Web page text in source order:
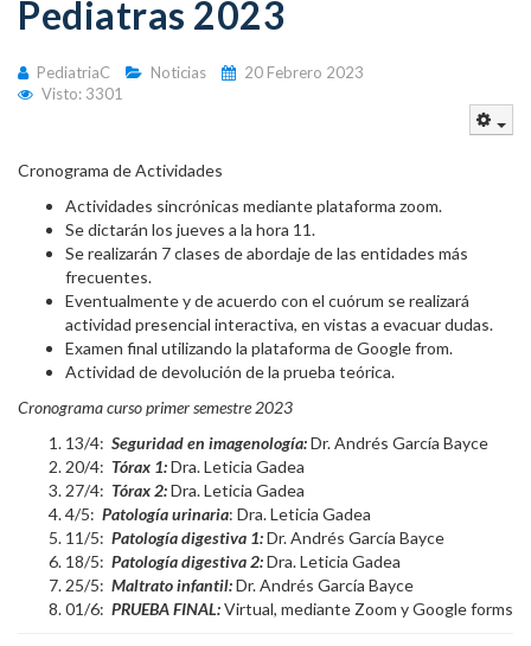
Pediatras 2023
PediatriaC Noticias
20 Febrero 2023
Visto: 3301
Cronograma de Actividades
Actividades sincrónicas mediante plataforma zoom.
Se dictarán los jueves a la hora 11.
Se realizarán 7 clases de abordaje de las entidades más
frecuentes.
Eventualmente y de acuerdo con el cuórum se realizará
actividad presencial interactiva, en vistas a evacuar dudas.
Examen final utilizando la plataforma de Google from.
Actividad de devolución de la prueba teórica.
Cronograma curso primer semestre 2023
13/4: Seguridad en imagenología:Dr. Andrés García Bayce
20/4: Tórax 1:Dra. Leticia Gadea
27/4: Tórax 2:Dra. Leticia Gadea
4/5: Patología urinaria: Dra. Leticia Gadea
11/5: Patología digestiva 1:Dr. Andrés García Bayce
18/5: Patología digestiva 2:Dra. Leticia Gadea
25/5: Maltrato infantil:Dr. Andrés García Bayce
01/6: PRUEBA FINAL:Virtual, mediante Zoom y Google forms